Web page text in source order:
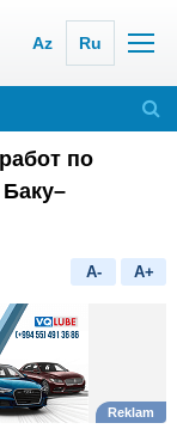
Az Ru
по
A- A+